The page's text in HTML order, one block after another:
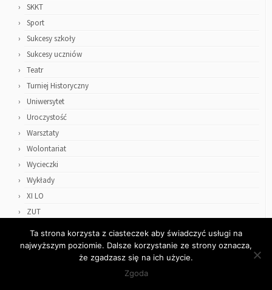
SKKT
Sport
Sukcesy szkoły
Sukcesy uczniów
Teatr
Turniej Historyczny
Uniwersytet
Uroczystość
Warsztaty
Wolontariat
Wycieczki
Wykłady
XI LO
ZUT
© 2026ZSO4
Ta strona korzysta z ciasteczek aby świadczyć usługi na
najwyższym poziomie. Dalsze korzystanie ze strony oznacza,
że zgadzasz się na ich użycie.
Zgoda